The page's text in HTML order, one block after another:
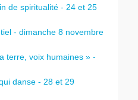
de spiritualité - 24 et 25
- dimanche 8 novembre
terre, voix humaines » -
danse - 28 et 29